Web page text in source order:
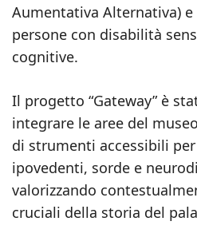
Aumentativa Alternativa)
persone con disabilità
cognitive.
Il progetto “Gateway” è
integrare le aree del
di strumenti accessibili
ipovedenti, sorde e
valorizzando
cruciali della storia del